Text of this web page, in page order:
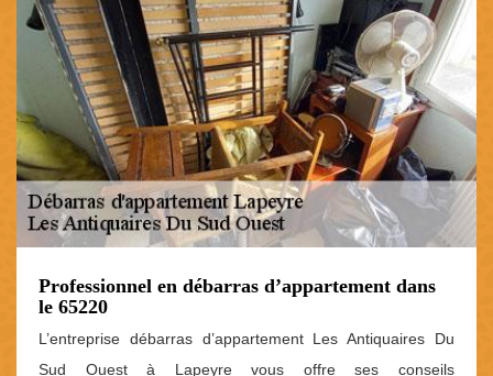
Professionnel en débarras d’appartement dans
le 65220
L’entreprise débarras d’appartement Les Antiquaires Du
Sud Ouest à Lapeyre vous offre ses conseils